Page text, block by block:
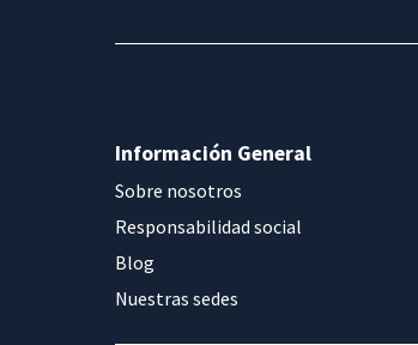
Información General
Sobre nosotros
Responsabilidad social
Blog
Nuestras sedes